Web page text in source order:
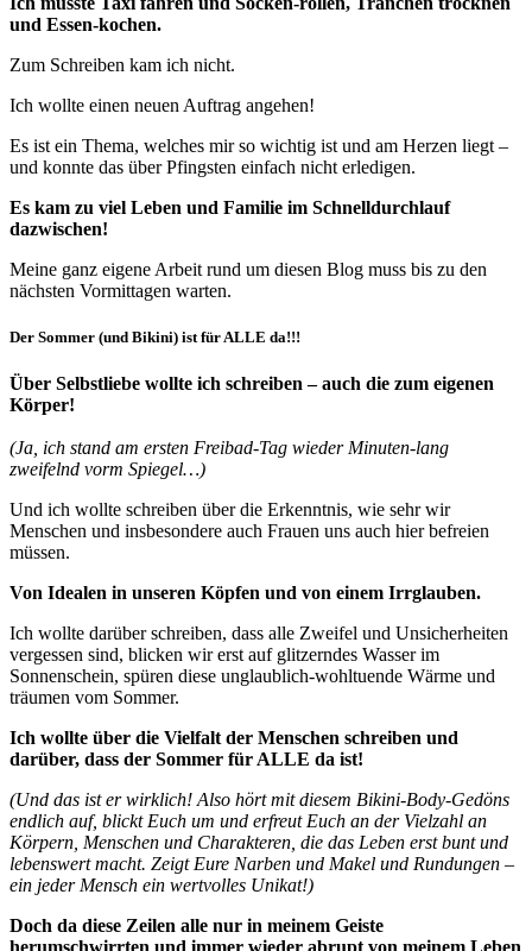
und Essen-kochen.
Zum Schreiben kam ich nicht.
Ich wollte einen neuen Auftrag angehen!
Es ist ein Thema, welches mir so wichtig ist und am Herzen liegt –
und konnte das über Pfingsten einfach nicht erledigen.
Es kam zu viel Leben und Familie im Schnelldurchlauf
dazwischen!
Meine ganz eigene Arbeit rund um diesen Blog muss bis zu den
nächsten Vormittagen warten.
Der Sommer (und Bikini) ist für ALLE da!!!
Über Selbstliebe wollte ich schreiben – auch die zum eigenen
Körper!
(Ja, ich stand am ersten Freibad-Tag wieder Minuten-lang
zweifelnd vorm Spiegel…)
Und ich wollte schreiben über die Erkenntnis, wie sehr wir
Menschen und insbesondere auch Frauen uns auch hier befreien
müssen.
Von Idealen in unseren Köpfen und von einem Irrglauben.
Ich wollte darüber schreiben, dass alle Zweifel und Unsicherheiten
vergessen sind, blicken wir erst auf glitzerndes Wasser im
Sonnenschein, spüren diese unglaublich-wohltuende Wärme und
träumen vom Sommer.
Ich wollte über die Vielfalt der Menschen schreiben und
darüber, dass der Sommer für ALLE da ist!
(Und das ist er wirklich! Also hört mit diesem Bikini-Body-Gedöns
endlich auf, blickt Euch um und erfreut Euch an der Vielzahl an
Körpern, Menschen und Charakteren, die das Leben erst bunt und
lebenswert macht. Zeigt Eure Narben und Makel und Rundungen –
ein jeder Mensch ein wertvolles Unikat!)
Doch da diese Zeilen alle nur in meinem Geiste